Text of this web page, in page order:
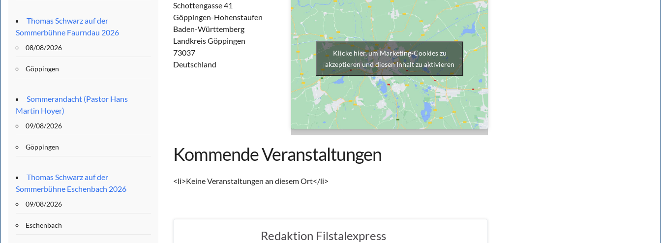
Klicke hier, um Marketing-Cookies zu
akzeptieren und diesen Inhalt zu aktivieren
Schottengasse 41
Göppingen-Hohenstaufen
Baden-Württemberg
Landkreis Göppingen
73037
Deutschland
Kommende Veranstaltungen
<li>Keine Veranstaltungen an diesem Ort</li>
Redaktion Filstalexpress
Thomas Schwarz auf der
Sommerbühne Faurndau 2026
08/08/2026
Göppingen
Sommerandacht (Pastor Hans
Martin Hoyer)
09/08/2026
Göppingen
Thomas Schwarz auf der
Sommerbühne Eschenbach 2026
09/08/2026
Eschenbach